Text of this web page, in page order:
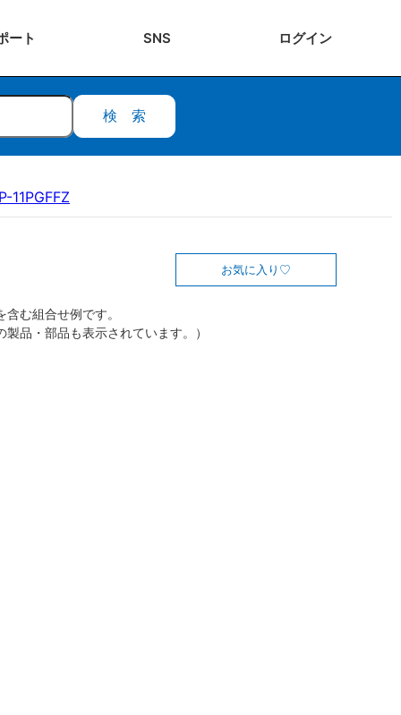
ート SNS ログイン
検索
11PGFFZ
お気に入り
む組合せ例です。
製品・部品も表示されています。）